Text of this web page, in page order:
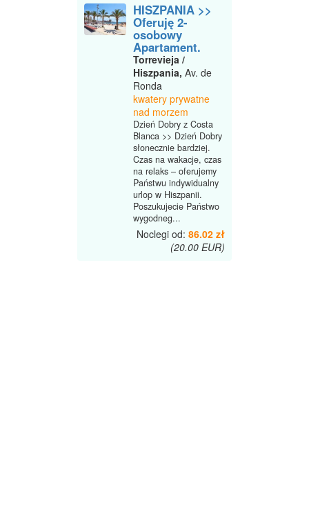
HISZPANIA >>
Oferuję 2-
osobowy
Apartament.
Torrevieja /
Hiszpania, Av. de
Ronda
kwatery prywatne
nad morzem
Dzień Dobry z Costa
Blanca >> Dzień Dobry
słonecznie bardziej.
Czas na wakacje, czas
na relaks – oferujemy
Państwu indywidualny
urlop w Hiszpanii.
Poszukujecie Państwo
wygodneg...
Noclegi od: 86.02 zł
(20.00 EUR)